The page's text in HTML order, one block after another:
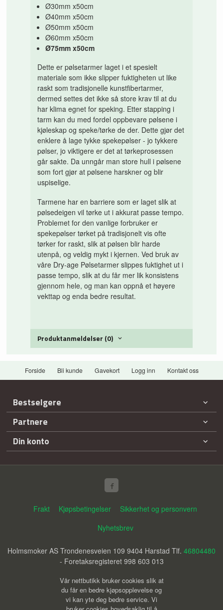
Ø30mm x50cm
Ø40mm x50cm
Ø50mm x50cm
Ø60mm x50cm
Ø75mm x50cm
Dette er pølsetarmer laget i et spesielt
materiale som ikke slipper fuktigheten ut like
raskt som tradisjonelle kunstfibertarmer,
dermed settes det ikke så store krav til at du
har klima egnet for speking. Etter stapping i
tarm kan du med fordel oppbevare pølsene i
kjøleskap og speke/tørke de der. Dette gjør det
enklere å lage tykke spekepølser - jo tykkere
pølser, jo viktigere er det at tørkeprosessen
går sakte. Da unngår man store hull i pølsene
som fort gjør at pølsene harskner og blir
uspiselige.
Tarmene har en barriere som er laget slik at
pølsedeigen vil tørke ut i akkurat passe tempo.
Problemet for den vanlige forbruker er
spekepølser tørket på tradisjonelt vis ofte
tørker for raskt, slik at pølsen blir harde
utenpå, og veldig mykt i kjernen. Ved bruk av
våre Dry-age Pølsetarmer slippes fuktighet ut i
passe tempo, slik at du får mer lik konsistens
gjennom hele, og man kan oppnå et høyere
vekttap og enda bedre resultat.
Produktanmeldelser (0)
Forside Bli kunde Gavekort Logg inn Kontakt oss
Bestselgere
Partnere
Din konto
Frakt Kjøpsbetingelser
Sikkerhet og personvern
Nyhetsbrev
Holmsmoker AS Trondenesveien 109 9404 Harstad Tlf. 46804480
- Foretaksregisteret 998 603 013
Vår nettbutikk bruker cookies slik at
du får en bedre kjøpsopplevelse og
vi kan yte deg bedre service. Vi